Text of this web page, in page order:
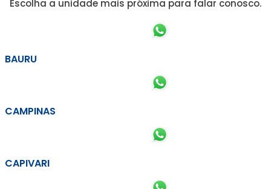
Escolha a unidade mais próxima para falar conosco.
BAURU
CAMPINAS
CAPIVARI